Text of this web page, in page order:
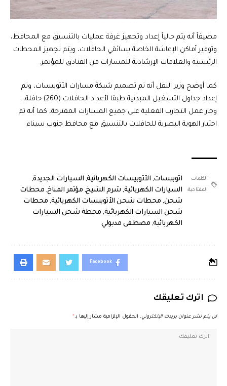
مضيفاً أنه يتم حالياً إعداد وتجهيز غرفة عمليات بالتنسيق مع المحافظ،
وتوفير أماكن الإعاشة الخاصة بسائقي الحافلات، ويتم تجهيز المحطات
الرئيسية والعلامات الإرشادية للمسارات من الفنادق للمؤتمر.
كما أوضح وزير النقل أنه تم تصميم شبكة مسارات الأتوبيسات، وتم
إعداد جداول التشغيل المبدئية طبقا لأعداد الحافلات (260) حافلة،
وجار عمل التجارب الفعلية على جميع المسارات المقترحة، كما أنه تم
اختيار الهوية البصرية للحافلات بالتنسيق مع محافظ جنوب سيناء.
الكلمات
المفتاحية:
اتوبيسات, الأتوبيسات الكهربائية, السيارات الجديدة,
السيارات الكهربائية, شرم الشيخ, مؤتمر المناخ, محطات
شحن, محطات شحن الأتوبيسات الكهربائية, محطات
شحن السيارات الكهربائية, محطة شحن السيارات
الكهربائية, مصطفى مدبولي
Facebook
اترك تعليقك
لن يتم نشر عنوان بريدك الإلكتروني. الحقول الإلزامية مشار إليها بـ *